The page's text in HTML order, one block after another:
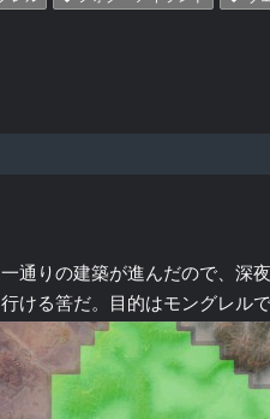
通りの建築が進んだので、深
ける筈だ。目的はモングレル